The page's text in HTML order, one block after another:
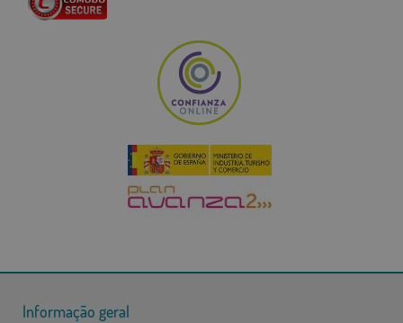
Informação geral